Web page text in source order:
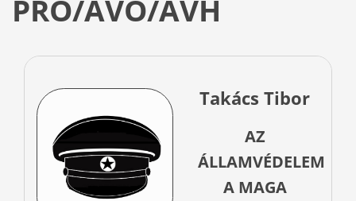
PRO/ÁVO/ÁVH
Takács Tibor
AZ
ÁLLAMVÉDELEM
A MAGA